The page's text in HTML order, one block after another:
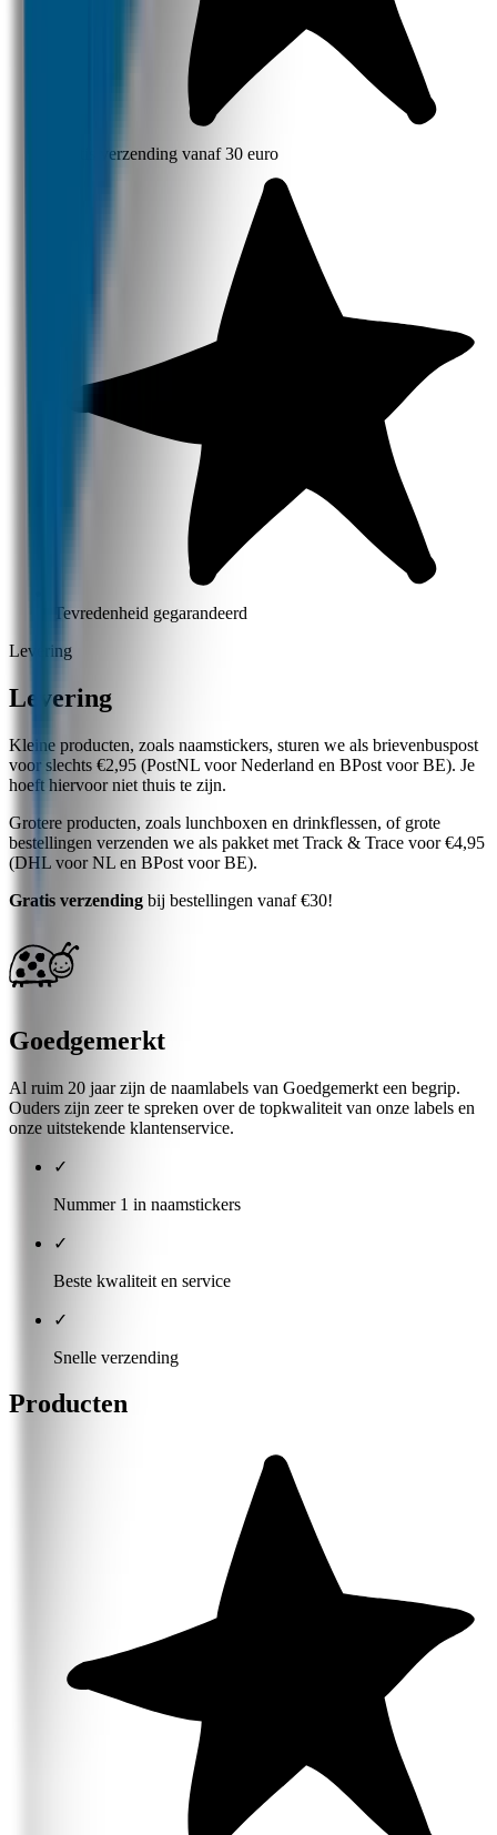
Gratis verzending vanaf 30 euro
Tevredenheid gegarandeerd
Levering
Levering
Kleine producten, zoals naamstickers, sturen we als brievenbuspost
voor slechts €2,95 (PostNL voor Nederland en BPost voor BE). Je
hoeft hiervoor niet thuis te zijn.
Grotere producten, zoals lunchboxen en drinkflessen, of grote
bestellingen verzenden we als pakket met Track & Trace voor €4,95
(DHL voor NL en BPost voor BE).
Gratis verzending bij bestellingen vanaf €30!
Goedgemerkt
Al ruim 20 jaar zijn de naamlabels van Goedgemerkt een begrip.
Ouders zijn zeer te spreken over de topkwaliteit van onze labels en
onze uitstekende klantenservice.
✓
Nummer 1 in naamstickers
✓
Beste kwaliteit en service
✓
Snelle verzending
Producten